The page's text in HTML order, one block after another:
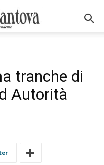
tranche di
Autorità